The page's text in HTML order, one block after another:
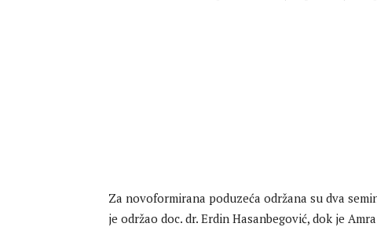
Za novoformirana poduzeća održana su dva
je održao doc. dr. Erdin Hasanbegović, dok je